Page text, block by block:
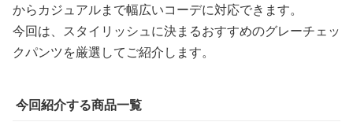
からカジュアルまで幅広いコーデに対応できます。
今回は、スタイリッシュに決まるおすすめのグレーチェッ
クパンツを厳選してご紹介します。
今回紹介する商品一覧